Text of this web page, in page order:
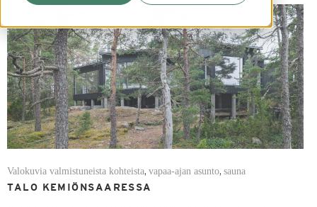
Valokuvia valmistuneista kohteista,vapaa-ajan asunto,sauna
TALO KEMIÖNSAARESSA